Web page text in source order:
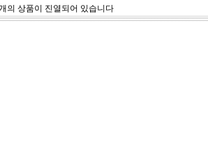
의 상품이 진열되어 있습니다